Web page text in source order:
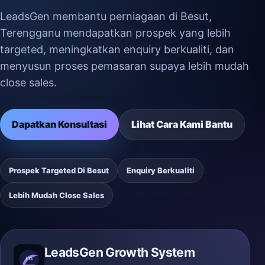
LeadsGen membantu perniagaan di Besut,
Terengganu mendapatkan prospek yang lebih
targeted, meningkatkan enquiry berkualiti, dan
menyusun proses pemasaran supaya lebih mudah
close sales.
Dapatkan Konsultasi Lihat Cara Kami Bantu
Prospek Targeted Di Besut Enquiry Berkualiti
Lebih Mudah Close Sales
LeadsGen Growth System